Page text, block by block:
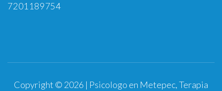
7201189754
Copyright © 2026 | Psicologo en Metepec, Terapia